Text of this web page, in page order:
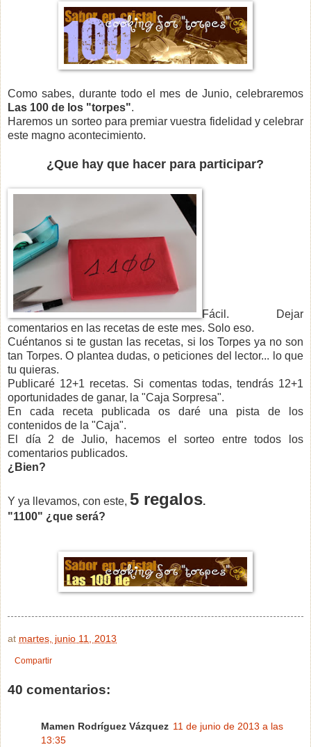
Como sabes, durante todo el mes de Junio, celebraremos
Las 100 de los "torpes".
Haremos un sorteo para premiar vuestra fidelidad y celebrar
este magno acontecimiento.
¿Que hay que hacer para participar?
Fácil. Dejar
comentarios en las recetas de este mes. Solo eso.
Cuéntanos si te gustan las recetas, si los Torpes ya no son
tan Torpes. O plantea dudas, o peticiones del lector... lo que
tu quieras.
Publicaré 12+1 recetas. Si comentas todas, tendrás 12+1
oportunidades de ganar, la "Caja Sorpresa".
En cada receta publicada os daré una pista de los
contenidos de la "Caja".
El día 2 de Julio, hacemos el sorteo entre todos los
comentarios publicados.
¿Bien?
Y ya llevamos, con este, 5 regalos.
"1100" ¿que será?
at martes, junio 11, 2013
Compartir
40 comentarios:
Mamen Rodríguez Vázquez 11 de junio de 2013 a las
13:35